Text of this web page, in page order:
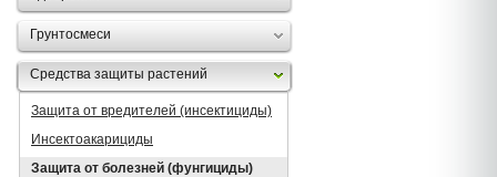
Грунтосмеси
Средства защиты растений
Защита от вредителей (инсектициды)
Инсектоакарициды
Защита от болезней (фунгициды)